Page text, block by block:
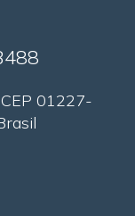
01227-